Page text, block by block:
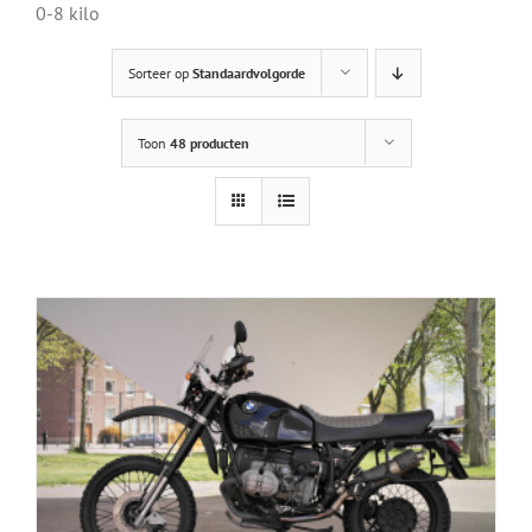
0-8 kilo
Sorteer op Standaardvolgorde
Toon 48 producten